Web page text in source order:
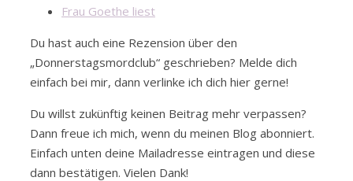
Frau Goethe liest
Du hast auch eine Rezension über den
„Donnerstagsmordclub“ geschrieben? Melde dich
einfach bei mir, dann verlinke ich dich hier gerne!
Du willst zukünftig keinen Beitrag mehr verpassen?
Dann freue ich mich, wenn du meinen Blog abonniert.
Einfach unten deine Mailadresse eintragen und diese
dann bestätigen. Vielen Dank!